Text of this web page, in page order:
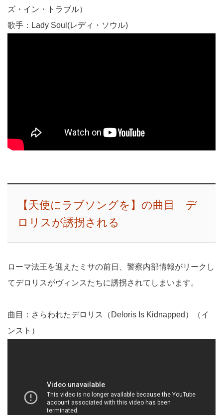
ズ・イン・トラブル）
歌手：Lady Soul(レディ・ソウル)
【天使にラブソングを】の曲目 デ
ロリスが誘拐される
ローマ法王を迎えたミサの前日、警察内部情報がリークし
てデロリスがヴィンスたちに誘拐されてしまいます。
曲目：さらわれたデロリス（Deloris Is Kidnapped）（イ
ンスト）